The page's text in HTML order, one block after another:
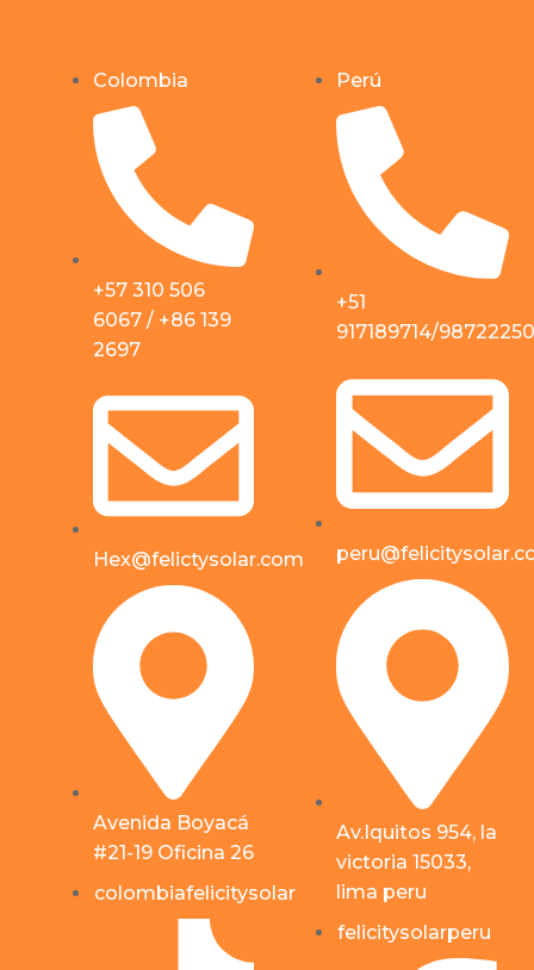
Colombia
+57 310 506
6067 / +86 139
2697
Hex@felictysolar.com
Avenida Boyacá
#21-19 Oficina 26
colombiafelicitysolar
Perú
+51
917189714/
Av.Iquitos 954, la
victoria 15033,
lima peru
felicitysolarperu